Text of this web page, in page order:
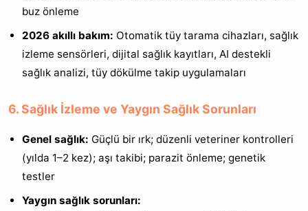
buz önleme
2026 akıllı bakım: Otomatik tüy tarama cihazları, sağlık
izleme sensörleri, dijital sağlık kayıtları, AI destekli
sağlık analizi, tüy dökülme takip uygulamaları
6. Sağlık İzleme ve Yaygın Sağlık Sorunları
Genel sağlık: Güçlü bir ırk; düzenli veteriner kontrolleri
(yılda 1–2 kez); aşı takibi; parazit önleme; genetik
testler
Yaygın sağlık sorunları: